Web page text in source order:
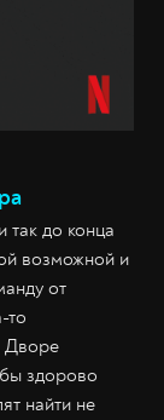
так до конца
возможной и
от
то
Дворе
здорово
найти не